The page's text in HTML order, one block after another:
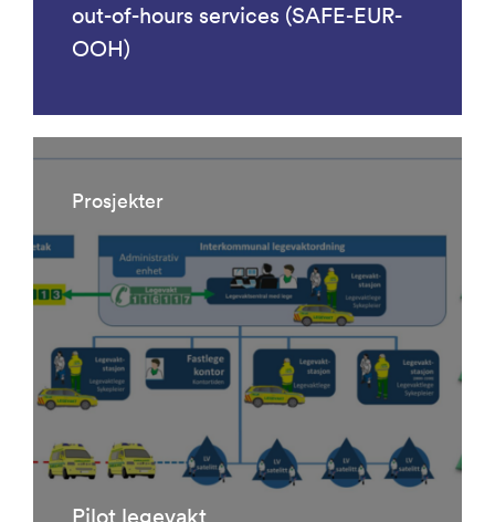
out-of-hours services (SAFE-EUR-
OOH)
Prosjekter
Pilot legevakt